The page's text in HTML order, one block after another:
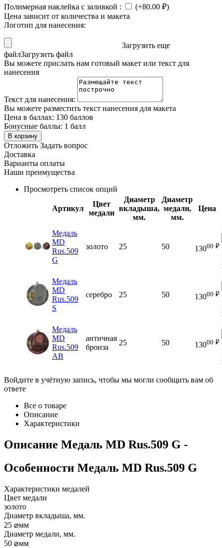
Полимерная наклейка с заливкой : (+80.00 ₽)
Цена зависит от количества и макета
Логотип для нанесения:
Загрузить еще
файлЗагрузить файл
Вы можете прислать нам готовый макет или текст для
нанесения
Текст для нанесения:
Вы можете разместить текст нанесения для макета
Цена в баллах: 130 баллов
Бонусные баллы: 1 балл
В корзину
Отложить Задать вопрос
Доставка
Варианты оплаты
Наши преимущества
Просмотреть список опций
Артикул
Цвет
медали
Диаметр
вкладыша,
мм.
Диаметр
медали,
мм.
Цена
Медаль
MD
Rus.509
G
золото 25 50 13000 ₽
Медаль
MD
Rus.509
S
серебро 25 50 13000 ₽
Медаль
MD
Rus.509
AB
античная
бронза
25 50 13000 ₽
Войдите в учётную запись, чтобы мы могли сообщить вам об
ответе
Все о товаре
Описание
Характеристики
Описание Медаль MD Rus.509 G -
Особенности Медаль MD Rus.509 G
Характеристики медалей
Цвет медали
золото
Диаметр вкладыша, мм.
25 ⌀мм
Диаметр медали, мм.
50 ⌀мм